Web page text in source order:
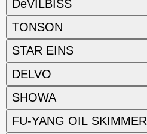
DeVILBISS
TONSON
STAR EINS
DELVO
SHOWA
FU-YANG OIL SKIMMER